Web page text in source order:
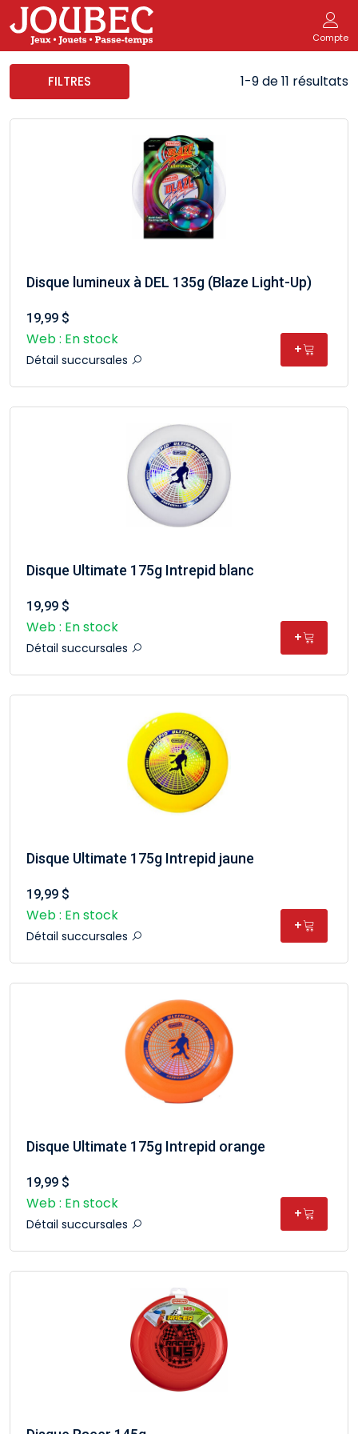
Compte
FILTRES 1-9 de 11 résultats
Disque lumineux à DEL 135g (Blaze Light-Up)
19,99 $
Web : En stock
Détail succursales
+
Disque Ultimate 175g Intrepid blanc
19,99 $
Web : En stock
Détail succursales
+
Disque Ultimate 175g Intrepid jaune
19,99 $
Web : En stock
Détail succursales
+
Disque Ultimate 175g Intrepid orange
19,99 $
Web : En stock
Détail succursales
+